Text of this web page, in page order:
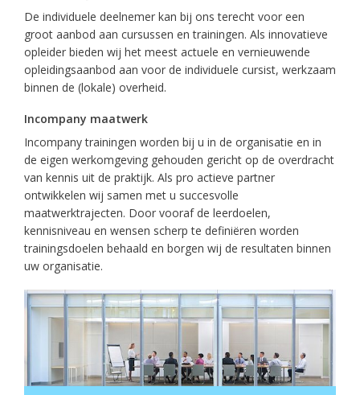
De individuele deelnemer kan bij ons terecht voor een
groot aanbod aan cursussen en trainingen. Als innovatieve
opleider bieden wij het meest actuele en vernieuwende
opleidingsaanbod aan voor de individuele cursist, werkzaam
binnen de (lokale) overheid.
Incompany maatwerk
Incompany trainingen worden bij u in de organisatie en in
de eigen werkomgeving gehouden gericht op de overdracht
van kennis uit de praktijk. Als pro actieve partner
ontwikkelen wij samen met u succesvolle
maatwerktrajecten. Door vooraf de leerdoelen,
kennisniveau en wensen scherp te definiëren worden
trainingsdoelen behaald en borgen wij de resultaten binnen
uw organisatie.